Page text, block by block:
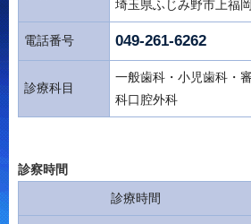
埼玉県ふじみ野市上福
電話番号 049-261-6262
診療科目
一般歯科・小児歯科 ・
科口腔外科
診察時間
診療時間